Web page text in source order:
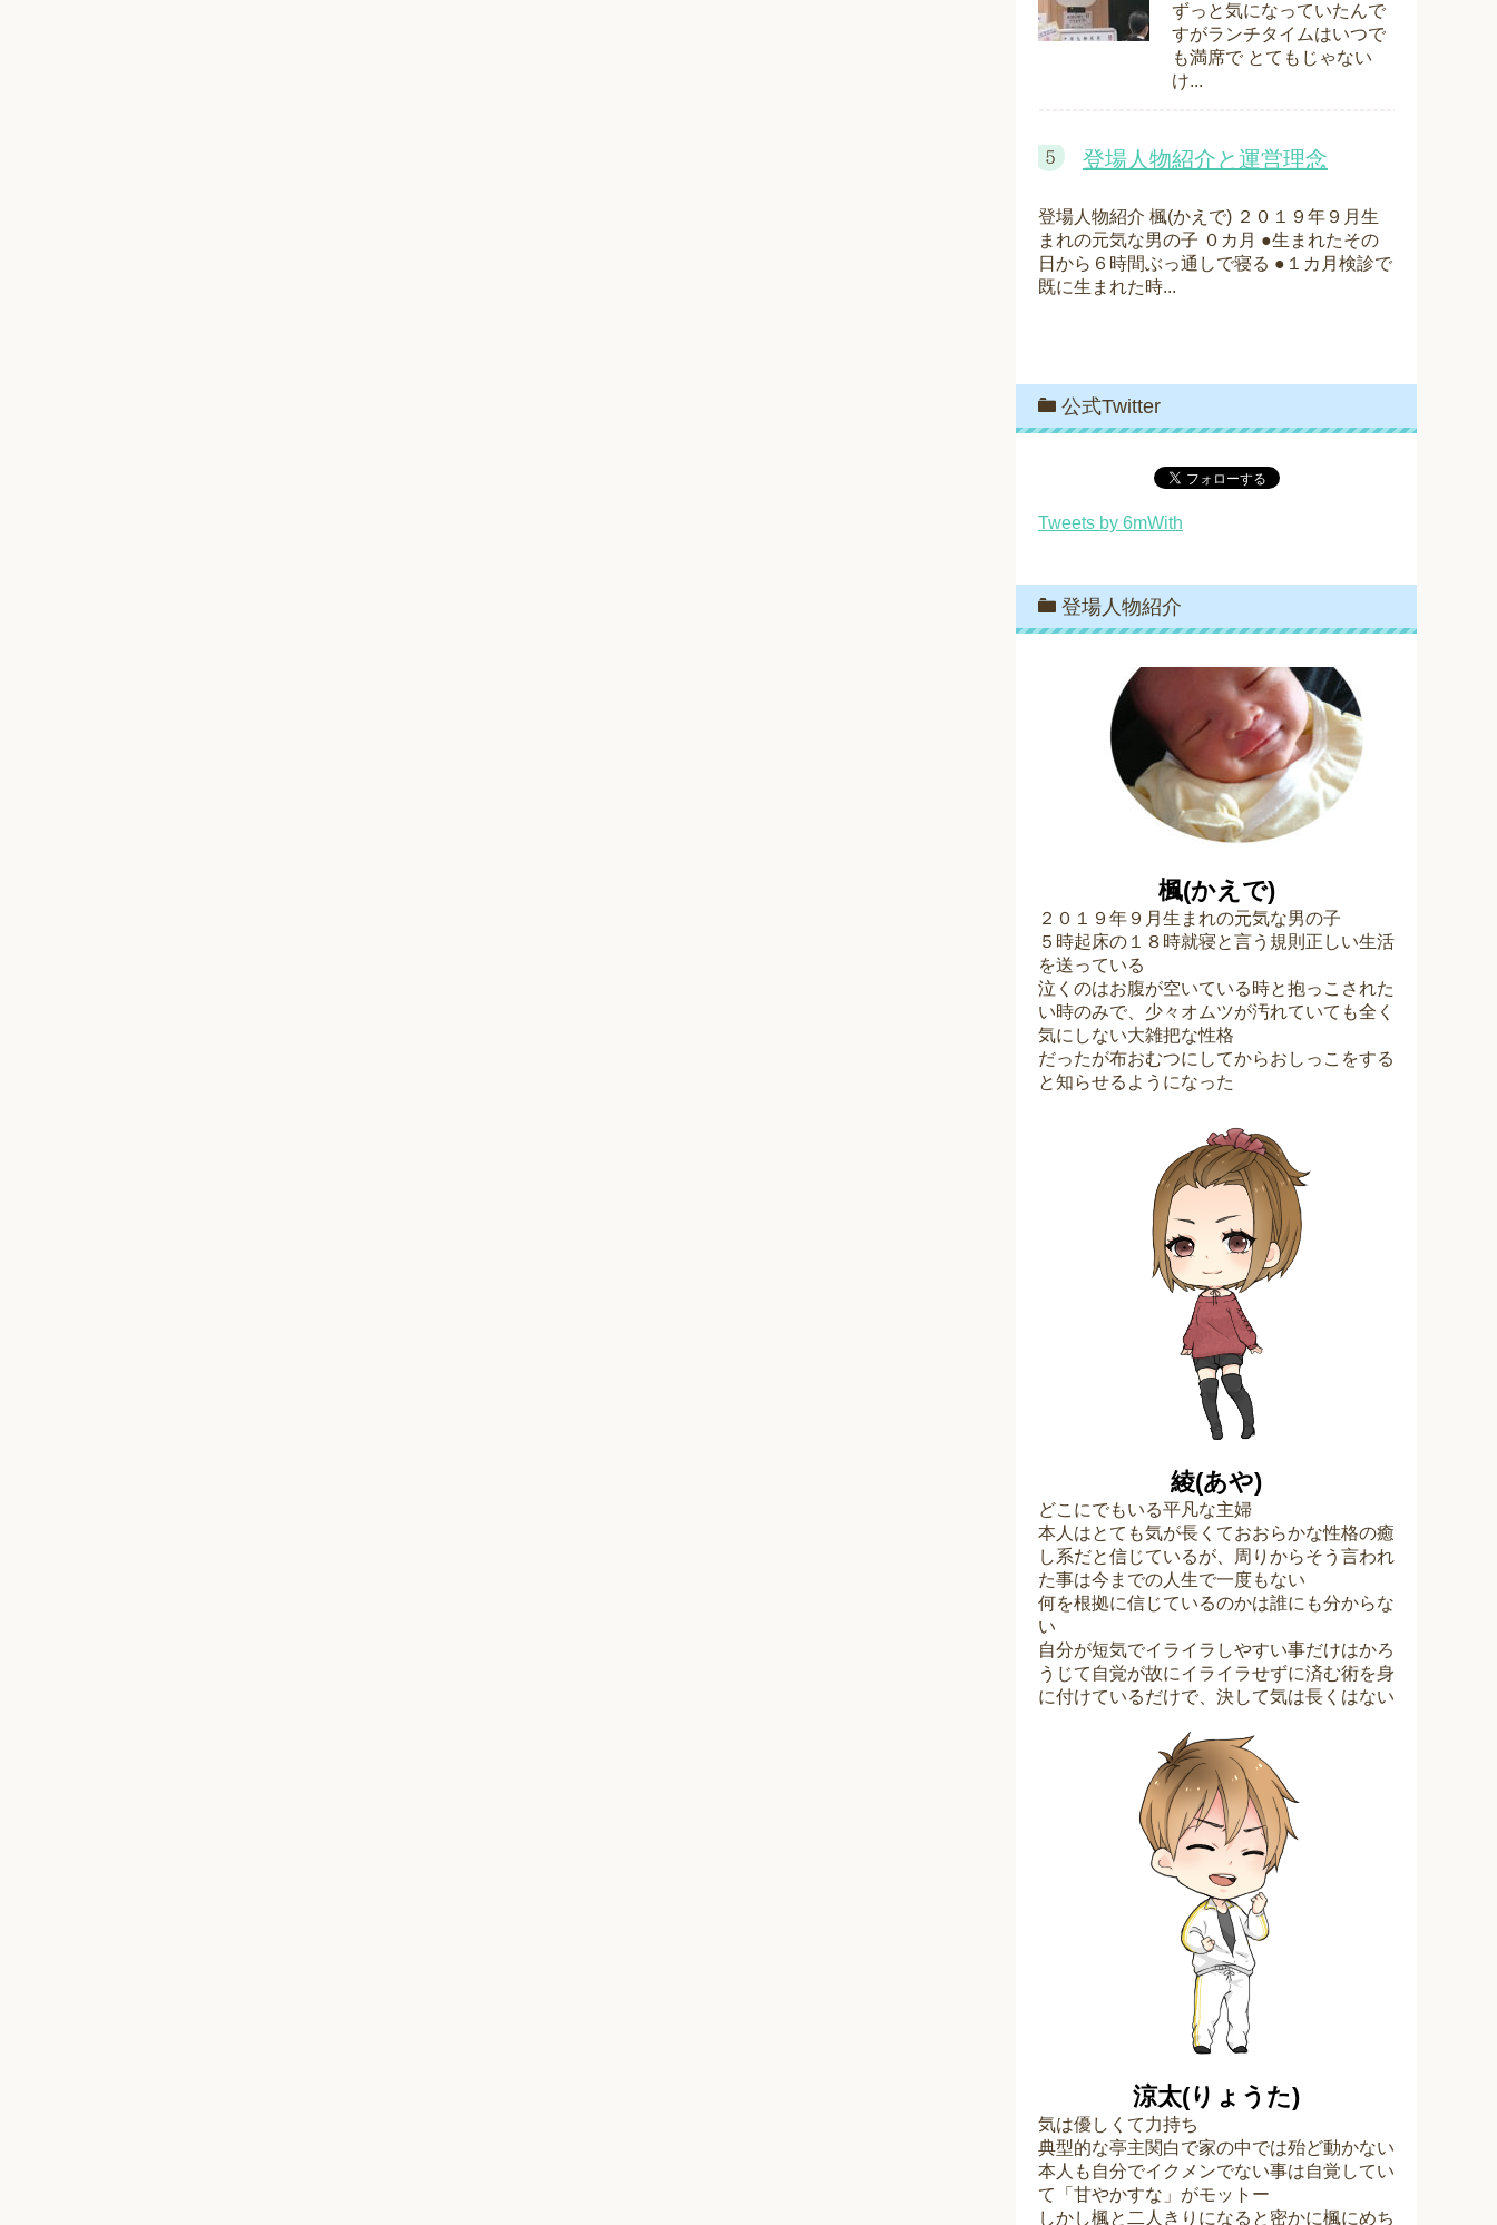
ずっと気になっていたんで
すがランチタイムはいつで
も満席で とてもじゃない
け...
登場人物紹介と運営理念
登場人物紹介 楓(かえで) ２０１９年９月生
まれの元気な男の子 ０カ月 ●生まれたその
日から６時間ぶっ通しで寝る ●１カ月検診で
既に生まれた時...
公式Twitter
Tweets by 6mWith
登場人物紹介
楓(かえで)
２０１９年９月生まれの元気な男の子
５時起床の１８時就寝と言う規則正しい生活
を送っている
泣くのはお腹が空いている時と抱っこされた
い時のみで、少々オムツが汚れていても全く
気にしない大雑把な性格
だったが布おむつにしてからおしっこをする
と知らせるようになった
綾(あや)
どこにでもいる平凡な主婦
本人はとても気が長くておおらかな性格の癒
し系だと信じているが、周りからそう言われ
た事は今までの人生で一度もない
何を根拠に信じているのかは誰にも分からな
い
自分が短気でイライラしやすい事だけはかろ
うじて自覚が故にイライラせずに済む術を身
に付けているだけで、決して気は長くはない
涼太(りょうた)
気は優しくて力持ち
典型的な亭主関白で家の中では殆ど動かない
本人も自分でイクメンでない事は自覚してい
て「甘やかすな」がモットー
しかし楓と二人きりになると密かに楓にめち